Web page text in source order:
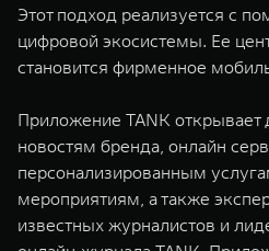
Этот подход реализуется с
цифровой экосистемы. Ее
становится фирменное
Приложение TANK открывает
новостям бренда, онлайн
персонализированным
мероприятиям, а также
известных журналистов и